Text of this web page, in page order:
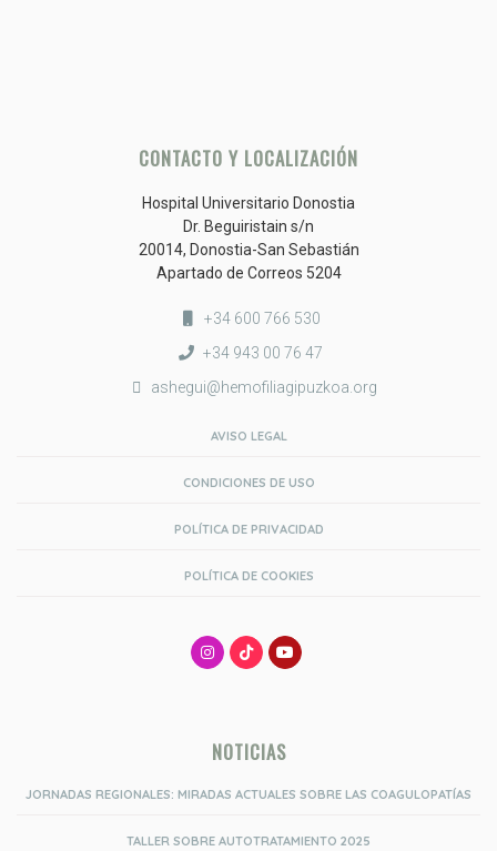
CONTACTO Y LOCALIZACIÓN
Hospital Universitario Donostia
Dr. Beguiristain s/n
20014, Donostia-San Sebastián
Apartado de Correos 5204
+34 600 766 530
+34 943 00 76 47
ashegui@hemofiliagipuzkoa.org
AVISO LEGAL
CONDICIONES DE USO
POLÍTICA DE PRIVACIDAD
POLÍTICA DE COOKIES
NOTICIAS
JORNADAS REGIONALES: MIRADAS ACTUALES SOBRE LAS COAGULOPATÍAS
TALLER SOBRE AUTOTRATAMIENTO 2025